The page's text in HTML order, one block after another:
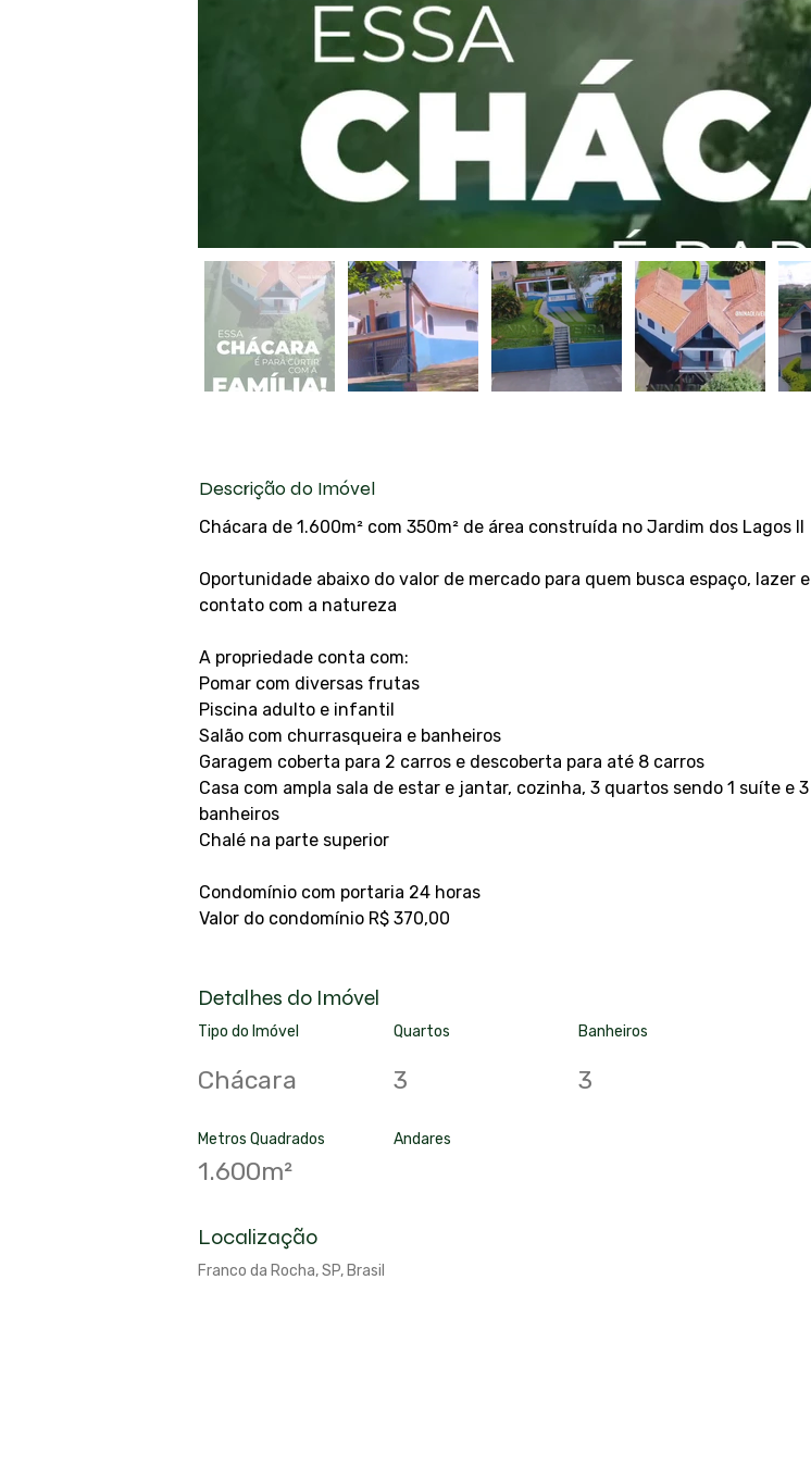
Descrição do Imóvel
Chácara de 1.600m² com 350m² de área construída no Jardim dos Lagos II
Oportunidade abaixo do valor de mercado para quem busca espaço, lazer e
contato com a natureza
A propriedade conta com:
Pomar com diversas frutas
Piscina adulto e infantil
Salão com churrasqueira e banheiros
Garagem coberta para 2 carros e descoberta para até 8 carros
Casa com ampla sala de estar e jantar, cozinha, 3 quartos sendo 1 suíte e 3
banheiros
Chalé na parte superior
Condomínio com portaria 24 horas
Valor do condomínio R$ 370,00
Detalhes do Imóvel
Tipo do Imóvel
Chácara
Quartos Banheiros
3 3
Metros Quadrados
1.600m²
Andares
Localização
Franco da Rocha, SP, Brasil